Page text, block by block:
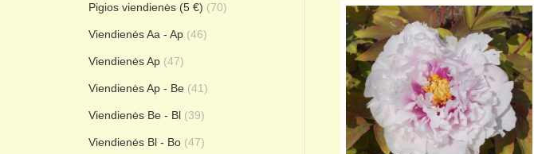
Pigios viendienės (5 €) (70)
Viendienės Aa - Ap (46)
Viendienės Ap (47)
Viendienės Ap - Be (41)
Viendienės Be - Bl (39)
Viendienės Bl - Bo (47)